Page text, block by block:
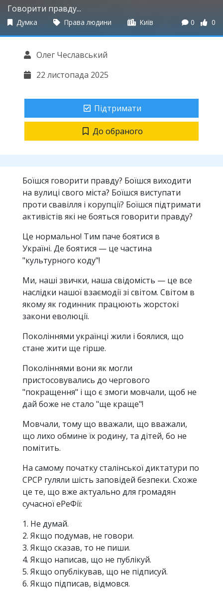
Говорити правду...
Думка Права людини Київ 0 0
Олег Чеславський
22 листопада 2025
Підтримати
До обраного
Боїшся говорити правду? Боїшся виходити
на вулиці свого міста? Боїшся виступати
проти свавілля і корупції? Боїшся підтримати
активістів які не бояться говорити правду?
Це нормально! Тим паче боятися в
Україні. Де боятися — це частина
"культурного коду"!
Ми, наші звички, наша свідомість — це все
наслідки нашої взаємодії зі світом. Світом в
якому як годинник працюють жорстокі
закони еволюції.
Поколіннями українці жили і боялися, що
стане жити ще гірше.
Поколіннями вони як могли
пристосовувались до чергового
"покращення" і що є змоги мовчали, щоб не
дай боже не стало "ще краще"!
Мовчали, тому що вважали, що вважали,
що лихо обмине їх родину, та дітей, бо не
помітить.
На самому початку сталінської диктатури по
СРСР гуляли шість заповідей безпеки. Схоже
це те, що вже актуально для громадян
сучасної еРеФії:
1. Не думай.
2. Якщо подумав, не говори.
3. Якщо сказав, то не пиши.
4. Якщо написав, що не публікуй.
5. Якщо опублікував, що не підписуй.
6. Якщо підписав, відмовся.